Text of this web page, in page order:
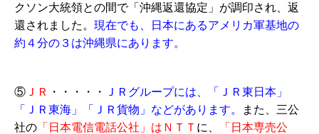
クソン大統領との間で「沖縄返還協定」が調印され、返
還されました。 現在でも、日本にあるアメリカ軍基地の
約４分の３は沖縄県にあります。
⑤ ＪＲ ・・・・・
ＪＲグループには、「ＪＲ東日本」
「ＪＲ東海」「ＪＲ貨物」などがあります。
また、三公
社の 「日本電信電話公社」はＮＴＴ に、
「日本専売公